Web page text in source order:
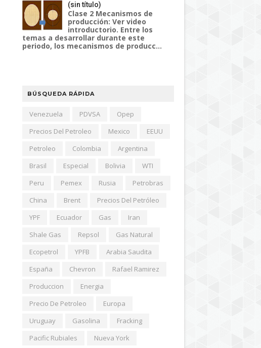
(sin título)
Clase 2 Mecanismos de
producción: Ver video
introductorio. Entre los
temas a desarrollar durante este
periodo, los mecanismos de producc...
BÚSQUEDA RÁPIDA
Venezuela PDVSA
Opep
Precios Del Petroleo
Mexico
EEUU
Petroleo
Colombia
Argentina
Brasil
Especial Bolivia
WTI
Peru
Pemex Rusia
Petrobras
China
Brent
Precios Del Petróleo
YPF
Ecuador Gas
Iran
Shale Gas
Repsol
Gas Natural
Ecopetrol
YPFB
Arabia Saudita
España
Chevron
Rafael Ramirez
Produccion
Energia
Precio De Petroleo
Europa
Uruguay
Gasolina
Fracking
Pacific Rubiales
Nueva York